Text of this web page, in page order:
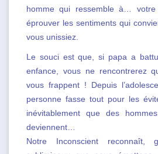
homme qui ressemble à…
éprouver les sentiments qui
vous unissiez.
Le souci est que, si papa a
enfance, vous ne rencontrerez
vous frappent ! Depuis
personne fasse tout pour les
inévitablement que des
deviennent…
Notre Inconscient reconnaît,